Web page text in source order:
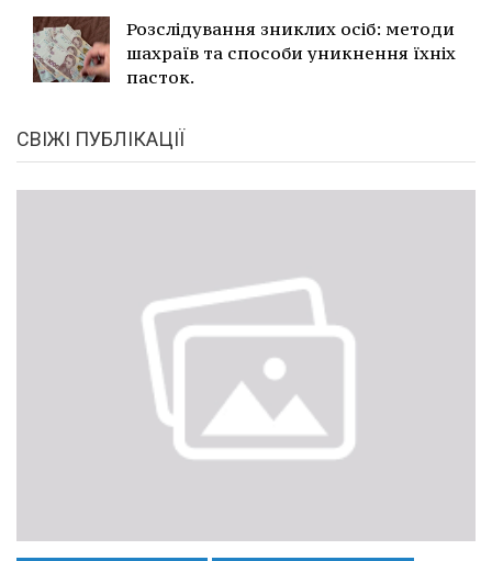
Розслідування зниклих осіб: методи
шахраїв та способи уникнення їхніх
пасток.
СВІЖІ ПУБЛІКАЦІЇ